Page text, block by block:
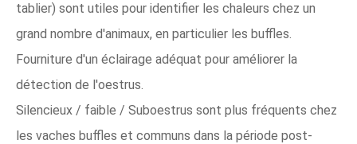
tablier) sont utiles pour identifier les chaleurs chez un
grand nombre d'animaux, en particulier les buffles.
Fourniture d'un éclairage adéquat pour améliorer la
détection de l'oestrus.
Silencieux / faible / Suboestrus sont plus fréquents chez
les vaches buffles et communs dans la période post-